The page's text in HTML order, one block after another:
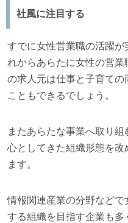
社風に注目する
すでに女性営業職の活躍が
れからあらたに女性の営
の求人元は仕事と子育ての
こともできるでしょう。
またあらたな事業へ取り
心としてきた組織形態を改
ます。
情報関連産業の分野など
する組織を目指す企業も